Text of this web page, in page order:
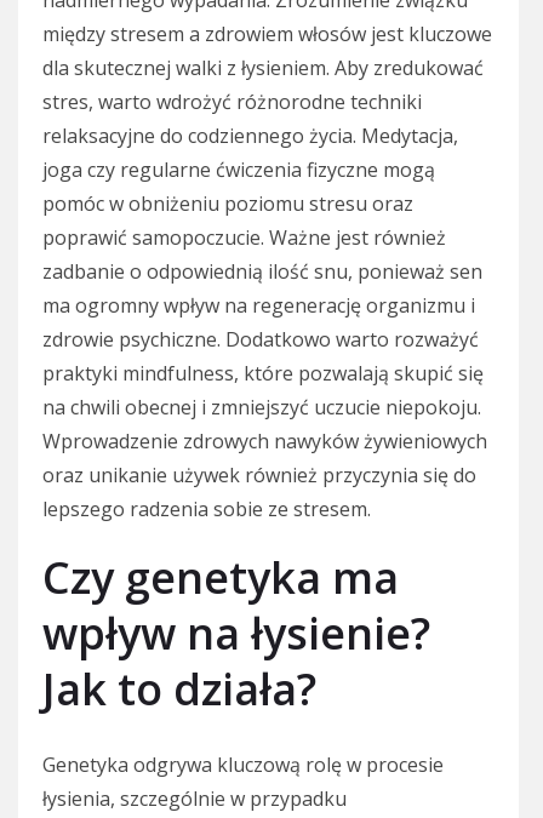
między stresem a zdrowiem włosów jest kluczowe
dla skutecznej walki z łysieniem. Aby zredukować
stres, warto wdrożyć różnorodne techniki
relaksacyjne do codziennego życia. Medytacja,
joga czy regularne ćwiczenia fizyczne mogą
pomóc w obniżeniu poziomu stresu oraz
poprawić samopoczucie. Ważne jest również
zadbanie o odpowiednią ilość snu, ponieważ sen
ma ogromny wpływ na regenerację organizmu i
zdrowie psychiczne. Dodatkowo warto rozważyć
praktyki mindfulness, które pozwalają skupić się
na chwili obecnej i zmniejszyć uczucie niepokoju.
Wprowadzenie zdrowych nawyków żywieniowych
oraz unikanie używek również przyczynia się do
lepszego radzenia sobie ze stresem.
Czy genetyka ma
wpływ na łysienie?
Jak to działa?
Genetyka odgrywa kluczową rolę w procesie
łysienia, szczególnie w przypadku